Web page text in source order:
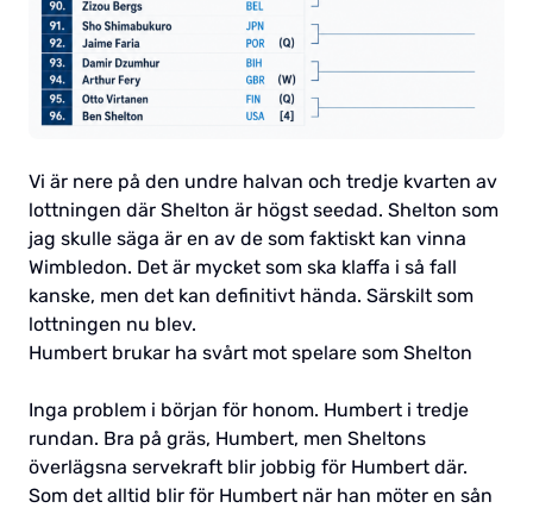
Vi är nere på den undre halvan och tredje kvarten av
lottningen där Shelton är högst seedad. Shelton som
jag skulle säga är en av de som faktiskt kan vinna
Wimbledon. Det är mycket som ska klaffa i så fall
kanske, men det kan definitivt hända. Särskilt som
lottningen nu blev.
Humbert brukar ha svårt mot spelare som Shelton
Inga problem i början för honom. Humbert i tredje
rundan. Bra på gräs, Humbert, men Sheltons
överlägsna servekraft blir jobbig för Humbert där.
Som det alltid blir för Humbert när han möter en sån